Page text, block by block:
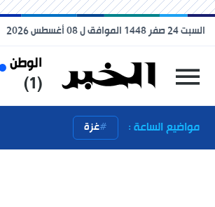
الوطن
(1)
السبت 24 صفر 1448 الموافق ل 08 أغسطس 2026
مواضيع الساعة : غزة